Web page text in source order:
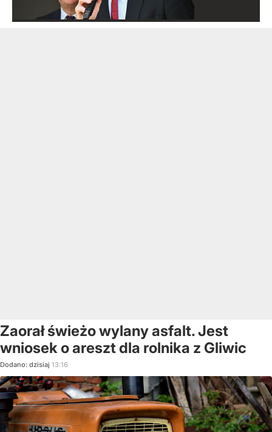
Zaorał świeżo wylany asfalt. Jest
wniosek o areszt dla rolnika z Gliwic
Dodano: dzisiaj 13:16